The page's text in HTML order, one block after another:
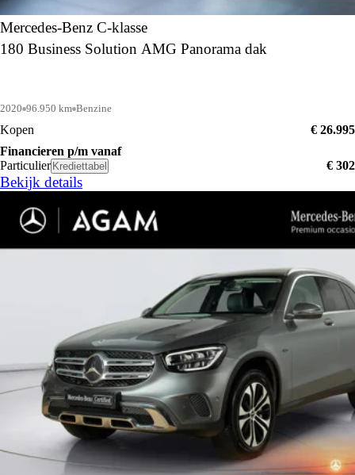
Mercedes-Benz C-klasse
180 Business Solution AMG Panorama dak
2020 96.950 km Benzine
Kopen
€ 26.995
Financieren p/m vanaf
Particulier Krediettabel € 302
Bekijk details